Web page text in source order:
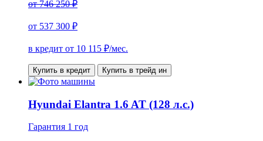
от746 250 ₽
от 537 300 ₽
в кредит от 10 115 ₽/мес.
Купить в кредит Купить в трейд ин
Hyundai Elantra 1.6 AT (128 л.с.)
Гарантия 1 год